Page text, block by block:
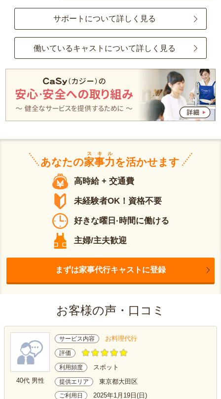
サポートについて詳しく見る
働いているキャストについて詳しく見る
あなたの家事力
スキル
を活かせます
高時給 + 交通費
未経験者OK！資格不要
好きな曜日·時間に働ける
主婦/主夫歓迎
まずは家事代行キャストに登録
お客様の声・口コミ
40代 男性
サービス内容 お料理代行
評価
利用頻度 スポット
提供エリア 東京都大田区
ご利用日 2025年1月19日(日)